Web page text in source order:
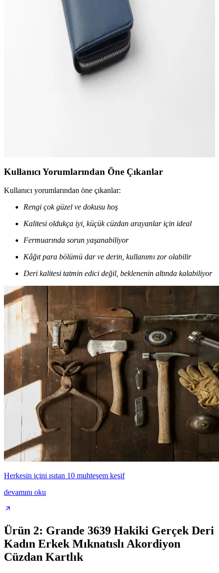
seçim yapmanız için önemli bilgiler sunuluyor.
Grande 3639 Hakiki Deri Kadın ve Erkek İçin
Akordiyon Kartlık ve Cüzdan
Yüksek kaliteli hakiki deri kullanımıyla dayanıklı ve şık olan bu
unisex cüzdan, canlı kırmızı renk ve mıknatıslı kapanışıyla günlük
kullanımda güven ve tarz sunar.
Kullanıcı Yorumlarından Öne Çıkanlar
Kullanıcı yorumlarından öne çıkanlar:
Rengi çok güzel ve dokusu hoş
Kalitesi oldukça iyi, küçük cüzdan arayanlar için ideal
Fermuarında sorun yaşanabiliyor
Kâğıt para bölümü dar ve derin, kullanımı zor olabilir
Deri kalitesi tatmin edici değil, beklenenin altında kalabiliyor
Herkesin içini ısıtan 10 muhteşem keşif
devamını oku
Ürün 2: Grande 3639 Hakiki Gerçek Deri
Kadın Erkek Mıknatıslı Akordiyon
Cüzdan Kartlık